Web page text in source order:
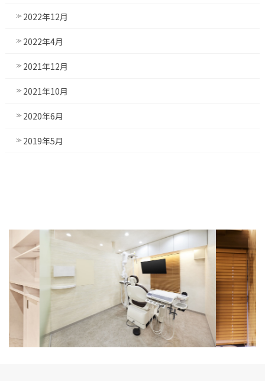
2022年12月
2022年4月
2021年12月
2021年10月
2020年6月
2019年5月